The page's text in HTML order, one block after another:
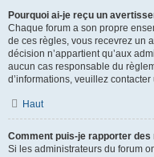
Pourquoi ai-je reçu un
Chaque forum a son propre
de ces règles, vous recevrez un
décision n’appartient qu’aux
aucun cas responsable du
d’informations, veuillez
Haut
Comment puis-je rapporter
Si les administrateurs du forum